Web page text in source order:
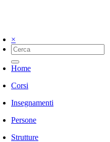
×
Home
Corsi
Insegnamenti
Persone
Strutture